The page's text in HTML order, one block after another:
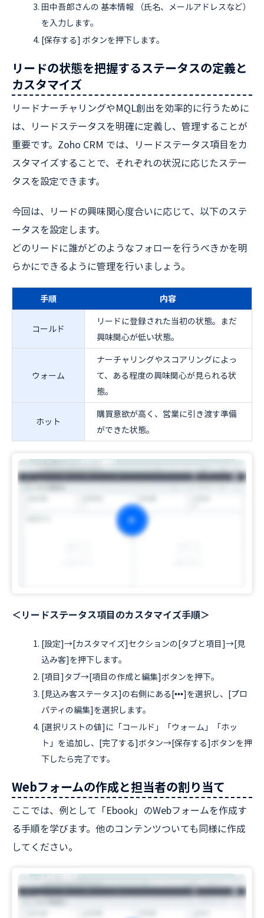
田中吾郎さんの 基本情報 （氏名、メールアドレスなど）
を入力します。
[保存する] ボタンを押下します。
リードの状態を把握するステータスの定義と
カスタマイズ
リードナーチャリングやMQL創出を効率的に行うために
は、リードステータスを明確に定義し、管理することが
重要です。Zoho CRM では、リードステータス項目をカ
スタマイズすることで、それぞれの状況に応じたステー
タスを設定できます。
今回は、リードの興味関心度合いに応じて、以下のステ
ータスを設定します。
どのリードに誰がどのようなフォローを行うべきかを明
らかにできるように管理を行いましょう。
手順 内容
コールド
リードに登録された当初の状態。まだ
興味関心が低い状態。
ウォーム
ナーチャリングやスコアリングによっ
て、ある程度の興味関心が見られる状
態。
ホット
購買意欲が高く、営業に引き渡す準備
ができた状態。
＜リードステータス項目のカスタマイズ手順＞
[設定]→[カスタマイズ]セクションの[タブと項目]→[見
込み客]を押下します。
[項目]タブ→[項目の作成と編集]ボタンを押下。
[見込み客ステータス]の右側にある[•••]を選択し、[プロ
パティの編集]を選択します。
[選択リストの値]に「コールド」「ウォーム」「ホッ
ト」を追加し、[完了する]ボタン→[保存する]ボタンを押
下したら完了です。
Webフォームの作成と担当者の割り当て
ここでは、例として「Ebook」のWebフォームを作成す
る手順を学びます。他のコンテンツついても同様に作成
してください。